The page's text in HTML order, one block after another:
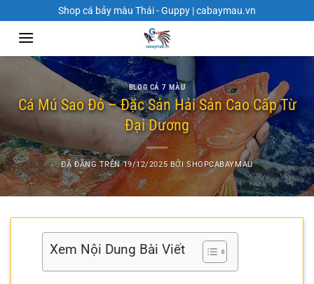
đến
dung
Shop cá bảy màu Thái - Guppy | cabaymau.vn
BLOG CÁ 7 MÀU
Cá Mú Sao Đỏ – Đặc Sản Hải Sản Cao Cấp Từ
Đại Dương
ĐÃ ĐĂNG TRÊN19/12/2025 BỞI SHOPCABAYMAU
Xem Nội Dung Bài Viết